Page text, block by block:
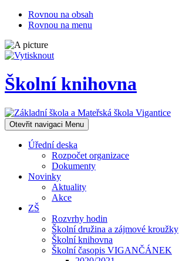
Rovnou na obsah
Rovnou na menu
Školní knihovna
Otevřit navigaci Menu
Úřední deska
Rozpočet organizace
Dokumenty
Novinky
Aktuality
Akce
ZŠ
Rozvrhy hodin
Školní družina a zájmové kroužky
Školní knihovna
Školní časopis VIGANČÁNEK